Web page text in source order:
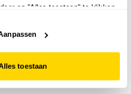
op "Alles toestaan" te klikken.
toestaan